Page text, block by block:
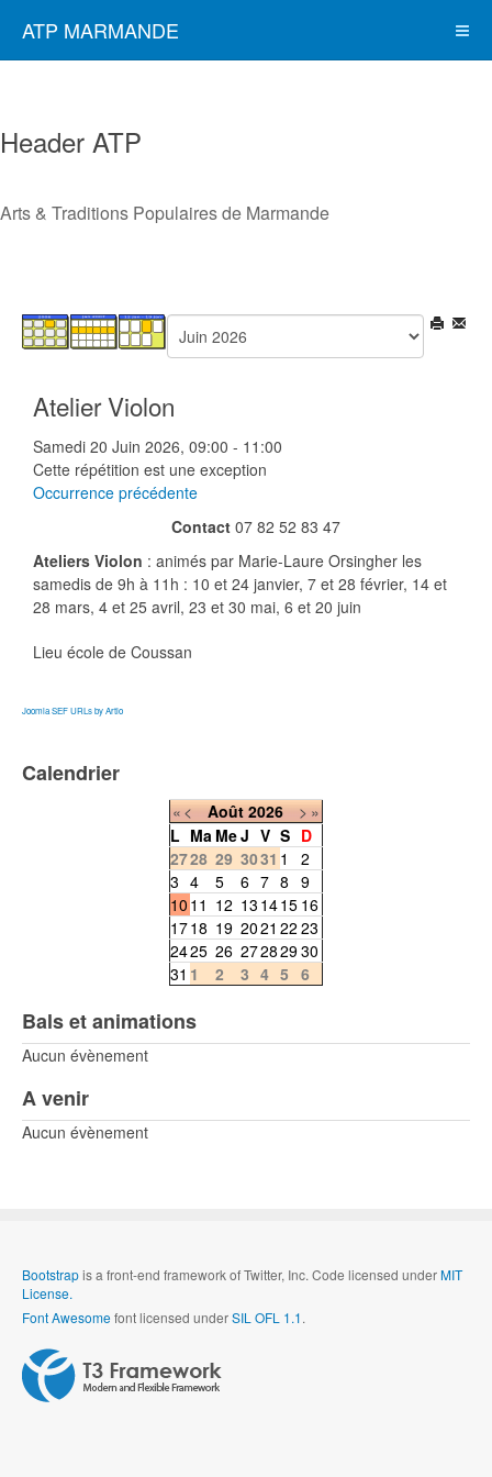
ATP MARMANDE
Header ATP
Arts & Traditions Populaires de Marmande
Atelier Violon
Samedi 20 Juin 2026, 09:00 - 11:00
Cette répétition est une exception
Occurrence précédente
Contact07 82 52 83 47
Ateliers Violon : animés par Marie-Laure Orsingher les
samedis de 9h à 11h : 10 et 24 janvier, 7 et 28 février, 14 et
28 mars, 4 et 25 avril, 23 et 30 mai, 6 et 20 juin
Lieu école de Coussan
Joomla SEF URLs by Artio
Calendrier
«< Août 2026 >»
L Ma MeJ V S D
2728 29 3031 1
2
3 4 5 6 7 8 9
10 11 12 13 1415 16
1718 19 2021 22 23
2425 26 27282930
31 1 2 3 4 5 6
Bals et animations
Aucun évènement
A venir
Aucun évènement
Bootstrapis a front-end framework of Twitter, Inc. Code licensed underMIT
License.
Font Awesomefont licensed underSIL OFL 1.1.